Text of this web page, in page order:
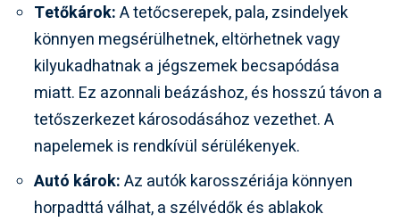
Tetőkárok:A tetőcserepek, pala, zsindelyek
könnyen megsérülhetnek, eltörhetnek vagy
kilyukadhatnak a jégszemek becsapódása
miatt. Ez azonnali beázáshoz, és hosszú távon a
tetőszerkezet károsodásához vezethet. A
napelemek is rendkívül sérülékenyek.
Autó károk:Az autók karosszériája könnyen
horpadttá válhat, a szélvédők és ablakok